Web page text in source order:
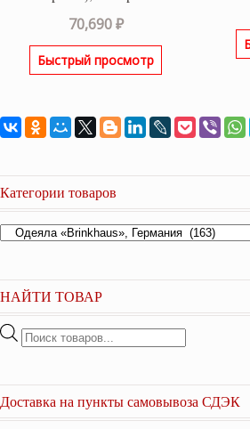
70,690₽
Быстрый просмотр
Категории товаров
НАЙТИ ТОВАР
Поиск
Доставка на пункты самовывоза СДЭК